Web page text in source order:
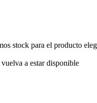
stock para el producto
a estar disponible